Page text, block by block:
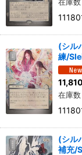
(シル
練/
11,810
在庫
(シル
補充/